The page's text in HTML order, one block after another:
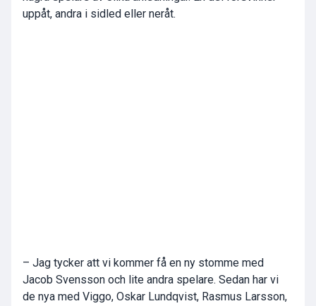
uppåt, andra i sidled eller neråt.
– Jag tycker att vi kommer få en ny stomme med
Jacob Svensson och lite andra spelare. Sedan har vi
de nya med Viggo, Oskar Lundqvist, Rasmus Larsson,